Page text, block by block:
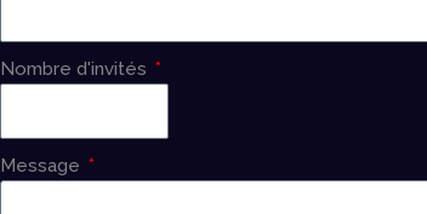
Nombre d'invités
Message